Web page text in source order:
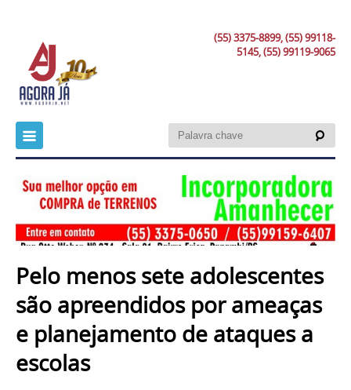
(55) 3375-8899, (55) 99118-
5145, (55) 99119-9065
Pelo menos sete adolescentes
são apreendidos por ameaças
e planejamento de ataques a
escolas